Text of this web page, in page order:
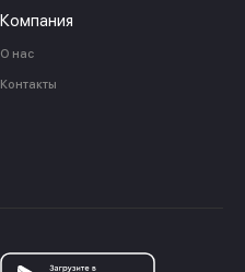
Компания
О нас
Контакты